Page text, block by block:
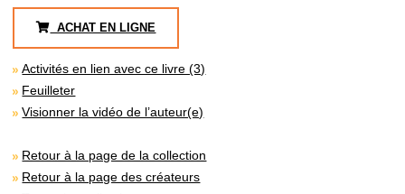
ACHAT EN LIGNE
Activités en lien avec ce livre (3)
Feuilleter
Visionner la vidéo de l’auteur(e)
Retour à la page de la collection
Retour à la page des créateurs